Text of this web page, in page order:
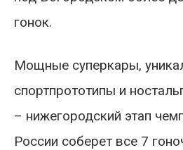
гонок.
Мощные суперкары,
спортпрототипы и
– нижегородский этап
России соберет все 7